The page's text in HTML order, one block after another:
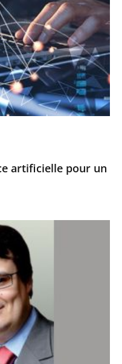
artificielle pour un